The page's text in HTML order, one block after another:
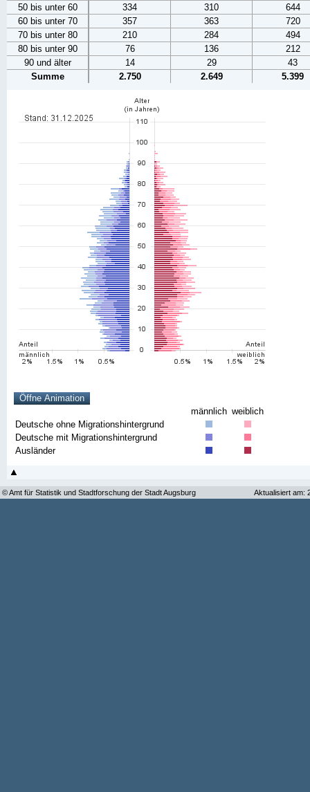
50 bis unter 60
334 310
644
60 bis unter 70
357 363
720
70 bis unter 80
210 284
494
80 bis unter 90
76 136
212
90 und älter
14 29
43
Summe
2.750 2.649 5.399
männlich weiblich
Deutsche ohne Migrationshintergrund
Deutsche mit Migrationshintergrund
Ausländer
© Amt für Statistik und Stadtforschung der Stadt Augsburg Aktualisiert am: